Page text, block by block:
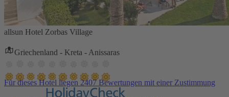
allsun Hotel Zorbas Village
Griechenland - Kreta - Anissaras
Für dieses Hotel liegen 2407 Bewertungen mit einer Zustimmung